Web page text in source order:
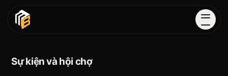
Sự kiện và hội chợ